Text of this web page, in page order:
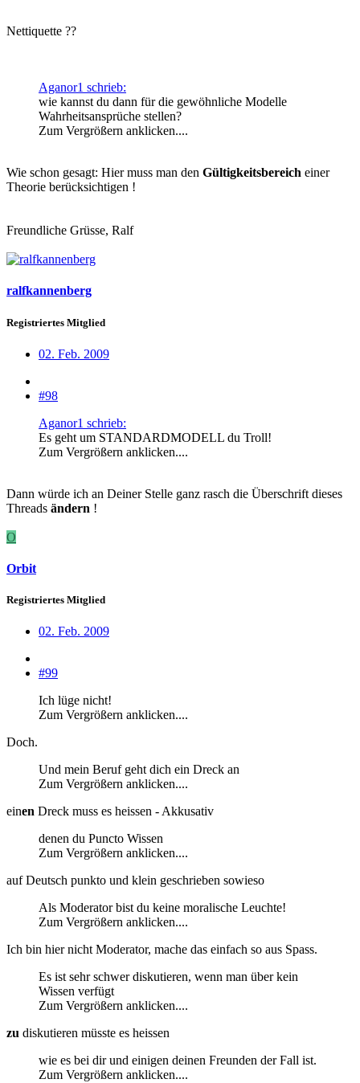
Nettiquette ??
Aganor1 schrieb:
wie kannst du dann für die gewöhnliche Modelle
Wahrheitsansprüche stellen?
Zum Vergrößern anklicken....
Wie schon gesagt: Hier muss man den Gültigkeitsbereich einer
Theorie berücksichtigen !
Freundliche Grüsse, Ralf
ralfkannenberg
Registriertes Mitglied
02. Feb. 2009
#98
Aganor1 schrieb:
Es geht um STANDARDMODELL du Troll!
Zum Vergrößern anklicken....
Dann würde ich an Deiner Stelle ganz rasch die Überschrift dieses
Threads ändern !
O
Orbit
Registriertes Mitglied
02. Feb. 2009
#99
Ich lüge nicht!
Zum Vergrößern anklicken....
Doch.
Und mein Beruf geht dich ein Dreck an
Zum Vergrößern anklicken....
einen Dreck muss es heissen - Akkusativ
denen du Puncto Wissen
Zum Vergrößern anklicken....
auf Deutsch punkto und klein geschrieben sowieso
Als Moderator bist du keine moralische Leuchte!
Zum Vergrößern anklicken....
Ich bin hier nicht Moderator, mache das einfach so aus Spass.
Es ist sehr schwer diskutieren, wenn man über kein
Wissen verfügt
Zum Vergrößern anklicken....
zu diskutieren müsste es heissen
wie es bei dir und einigen deinen Freunden der Fall ist.
Zum Vergrößern anklicken....